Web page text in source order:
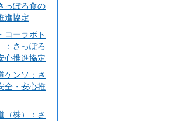
っぽろ食の
進協定
コーラボト
：さっぽろ
心推進協定
ケンソ：さ
全・安心推
（株）：さ